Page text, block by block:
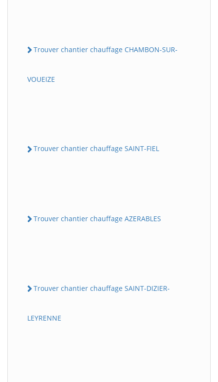
Trouver chantier chauffage CHAMBON-SUR-
VOUEIZE
Trouver chantier chauffage SAINT-FIEL
Trouver chantier chauffage AZERABLES
Trouver chantier chauffage SAINT-DIZIER-
LEYRENNE